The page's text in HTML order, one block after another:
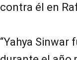
contra él en
“Yahya Sinwar